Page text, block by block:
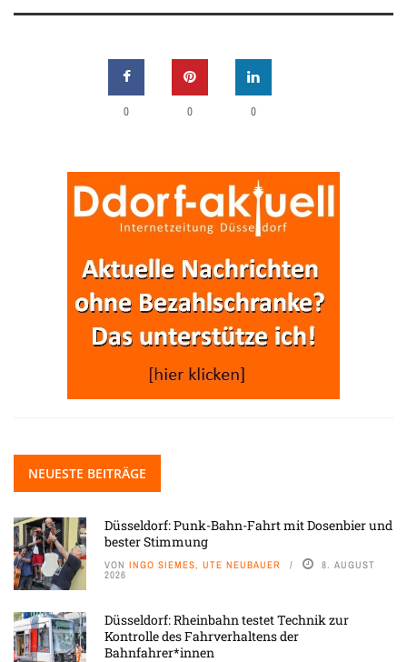
0 0 0
NEUESTE BEITRÄGE
Düsseldorf: Punk-Bahn-Fahrt mit Dosenbier und
bester Stimmung
VON INGO SIEMES, UTE NEUBAUER 8. AUGUST
2026
Düsseldorf: Rheinbahn testet Technik zur
Kontrolle des Fahrverhaltens der
Bahnfahrer*innen